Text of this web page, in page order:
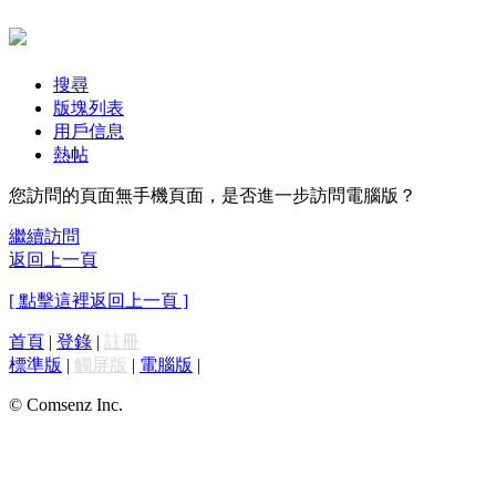
搜尋
版塊列表
用戶信息
熱帖
您訪問的頁面無手機頁面，是否進一步訪問電腦版？
繼續訪問
返回上一頁
[ 點擊這裡返回上一頁 ]
首頁 | 登錄 | 註冊
標準版 | 觸屏版 | 電腦版 |
© Comsenz Inc.